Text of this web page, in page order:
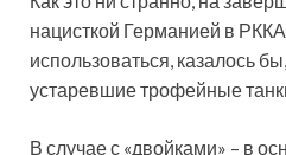
нацисткой Германией в
использоваться, казалось
устаревшие трофейные
В случае с «двойками» – в